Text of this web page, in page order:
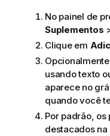
No painel de
Suplementos
Clique em
usando texto
aparece no
quando você
Por padrão, os
destacados